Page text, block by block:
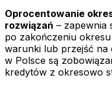
Oprocentowanie
rozwiązań – zapewnia
po zakończeniu
warunki lub przejść na
w Polsce są
kredytów z okresowo